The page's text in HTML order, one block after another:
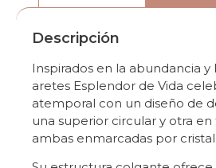
Descripción
Inspirados en la abundancia y
aretes Esplendor de Vida
atemporal con un diseño de
una superior circular y otra
ambas enmarcadas por